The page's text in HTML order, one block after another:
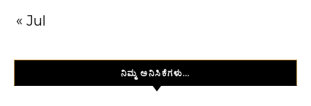
« Jul
ನಿಮ್ಮ ಅನಿಸಿಕೆಗಳು…